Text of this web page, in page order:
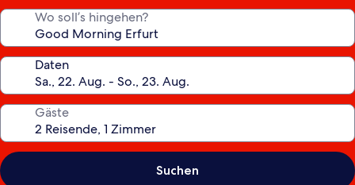
Wo soll’s hingehen?
Daten
Gäste
Suchen